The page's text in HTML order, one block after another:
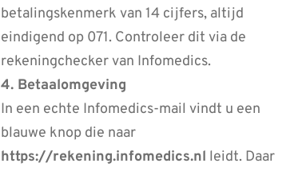
betalingskenmerk van 14 cijfers, altijd
eindigend op 071. Controleer dit via de
rekeningchecker van Infomedics.
4. Betaalomgeving
In een echte Infomedics-mail vindt u een
blauwe knop die naar
https://rekening.infomedics.nl leidt. Daar